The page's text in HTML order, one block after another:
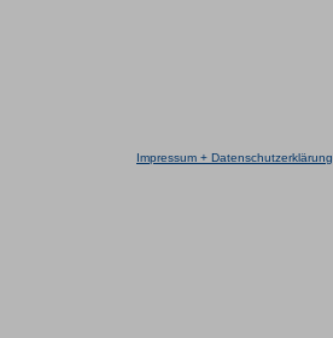
Impressum + Datenschutzerklärung